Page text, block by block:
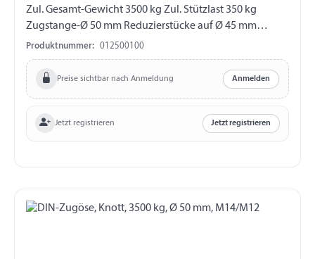
Zul. Gesamt-Gewicht 3500 kg Zul. Stützlast 350 kg
Zugstange-Ø 50 mm Reduzierstücke auf Ø 45 mm
Bohrung horizontal Ø 12,5 mm Bohrung vertikal Ø 12,5
mm Abstand Bohrungen 40 mm
Produktnummer: 012500100
Preise sichtbar nach Anmeldung Anmelden
Jetzt registrieren Jetzt registrieren